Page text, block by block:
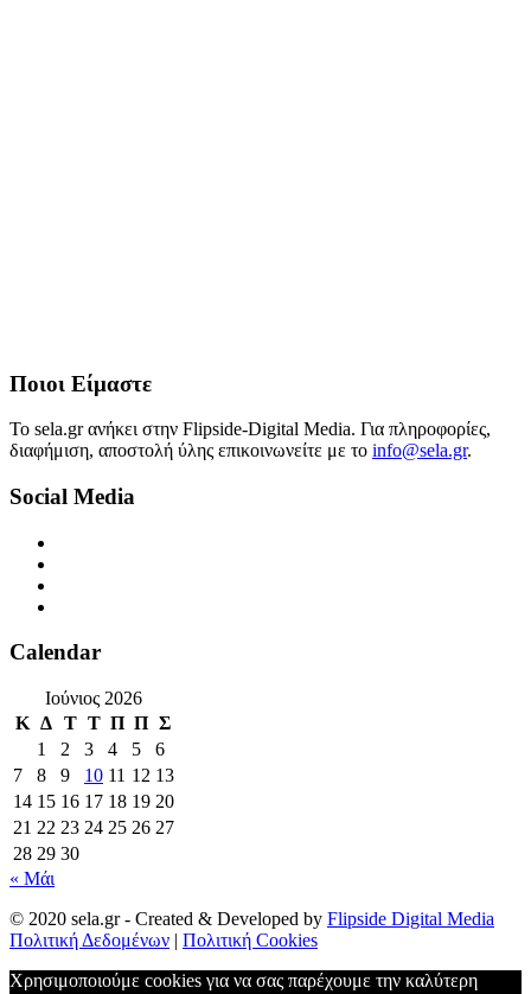
Ποιοι Είμαστε
Το sela.gr ανήκει στην Flipside-Digital Media. Για πληροφορίες,
διαφήμιση, αποστολή ύλης επικοινωνείτε με το info@sela.gr.
Social Media
Calendar
Ιούνιος 2026
Κ Δ Τ Τ Π Π Σ
1
2 3 4 5
6
7
8 9 10 11 12 13
14 15 16 17 18 19 20
21 22 23 24 25 26 27
28 29 30
« Μάι
© 2020 sela.gr - Created & Developed by Flipside Digital Media
Πολιτική Δεδομένων | Πολιτική Cookies
Χρησιμοποιούμε cookies για να σας παρέχουμε την καλύτερη